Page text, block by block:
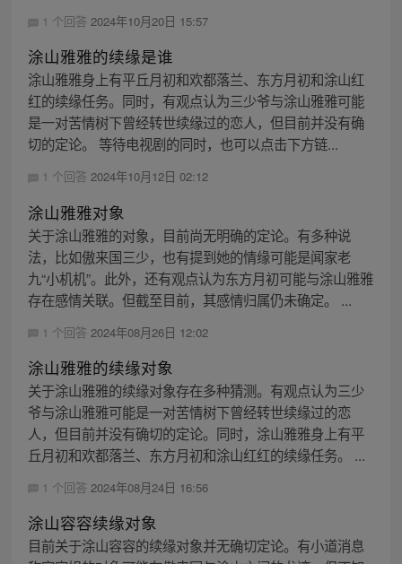
1 个回答 2024年10月20日 15:57
涂山雅雅的续缘是谁
涂山雅雅身上有平丘月初和欢都落兰、东方月初和涂山红
红的续缘任务。同时，有观点认为三少爷与涂山雅雅可能
是一对苦情树下曾经转世续缘过的恋人，但目前并没有确
切的定论。 等待电视剧的同时，也可以点击下方链...
1 个回答 2024年10月12日 02:12
涂山雅雅对象
关于涂山雅雅的对象，目前尚无明确的定论。有多种说
法，比如傲来国三少，也有提到她的情缘可能是闻家老
九“小机机”。此外，还有观点认为东方月初可能与涂山雅雅
存在感情关联。但截至目前，其感情归属仍未确定。 ...
1 个回答 2024年08月26日 12:02
涂山雅雅的续缘对象
关于涂山雅雅的续缘对象存在多种猜测。有观点认为三少
爷与涂山雅雅可能是一对苦情树下曾经转世续缘过的恋
人，但目前并没有确切的定论。同时，涂山雅雅身上有平
丘月初和欢都落兰、东方月初和涂山红红的续缘任务。 ...
1 个回答 2024年08月24日 16:56
涂山容容续缘对象
目前关于涂山容容的续缘对象并无确切定论。有小道消息